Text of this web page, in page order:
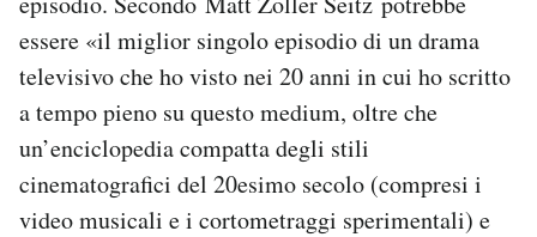
essere «il miglior singolo episodio di un drama
televisivo che ho visto nei 20 anni in cui ho scritto
a tempo pieno su questo medium, oltre che
un’enciclopedia compatta degli stili
cinematografici del 20esimo secolo (compresi i
video musicali e i cortometraggi sperimentali) e